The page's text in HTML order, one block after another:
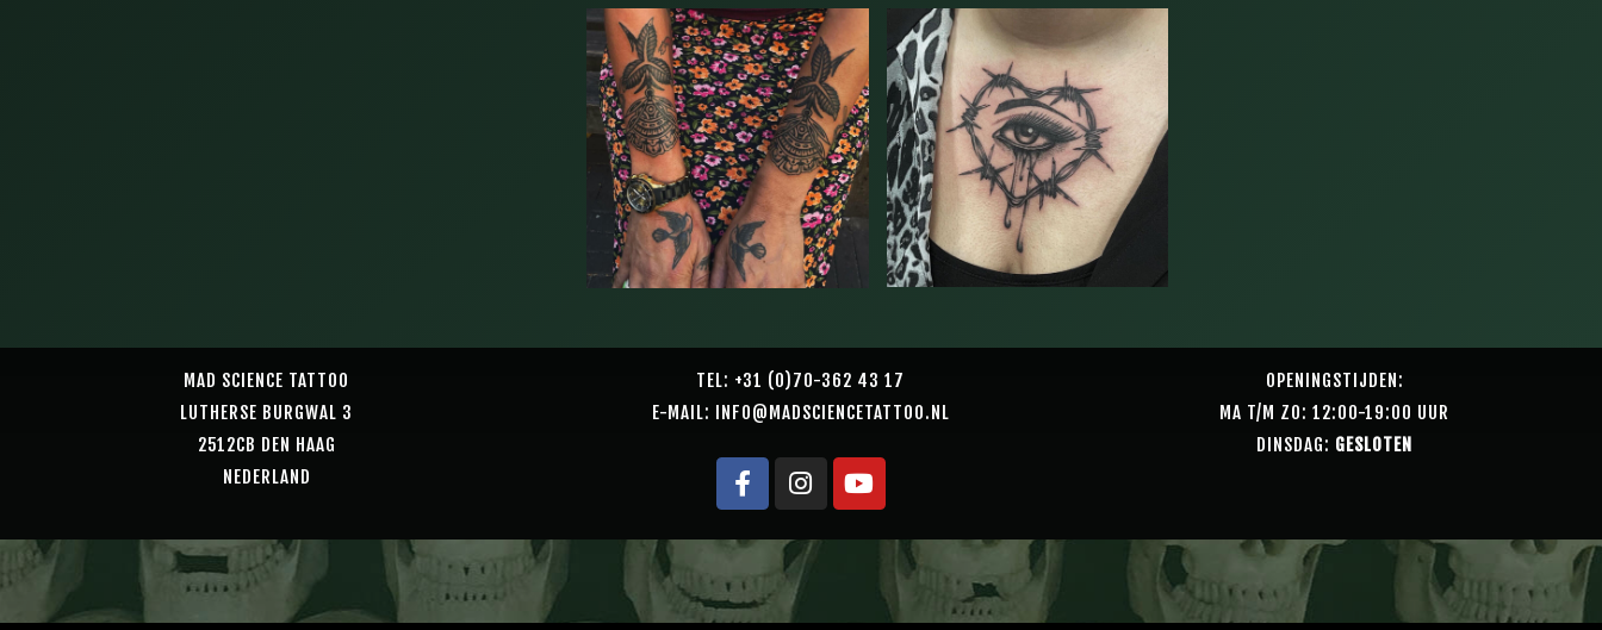
MAD SCIENCE TATTOO
LUTHERSE BURGWAL 3
2512CB DEN HAAG
NEDERLAND
TEL: +31 (0)70-362 43 17
E-MAIL: INFO@MADSCIENCETATTOO.NL
OPENINGSTIJDEN:
MA T/M ZO: 12:00-19:00 UUR
DINSDAG: GESLOTEN